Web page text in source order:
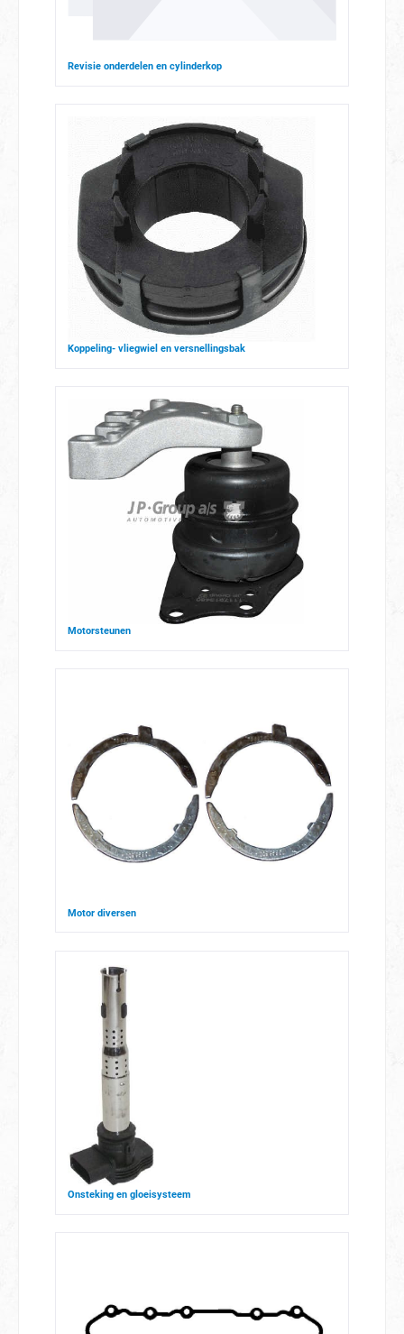
Revisie onderdelen en cylinderkop
Koppeling- vliegwiel en versnellingsbak
Motorsteunen
Motor diversen
Onsteking en gloeisysteem